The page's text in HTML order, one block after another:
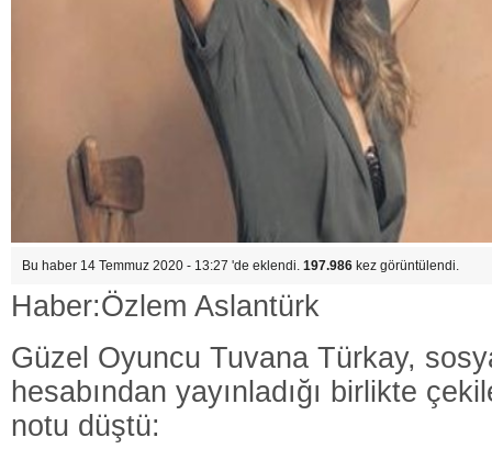
Bu haber 14 Temmuz 2020 - 13:27 'de eklendi. 197.986 kez görüntülendi.
Haber:Özlem Aslantürk
Güzel Oyuncu Tuvana Türkay,
hesabından yayınladığı birlikte
notu düştü: